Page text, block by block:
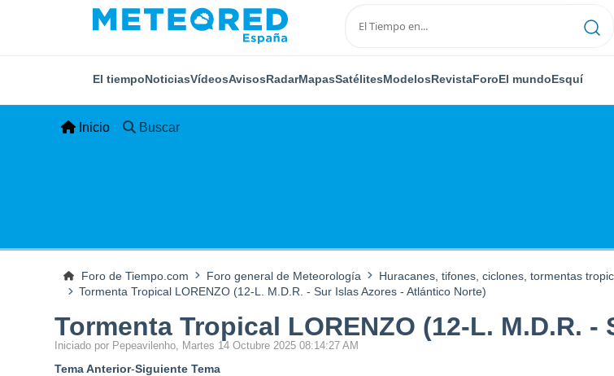
El tiempoNoticiasVídeosAvisosRadarMapasSatélitesModelosRevistaForoEl mundoEsquí
Inicio Buscar
Foro de Tiempo.com Foro general de Meteorología Huracanes, tifones, ciclones, tormentas
Tormenta Tropical LORENZO (12-L. M.D.R. - Sur Islas Azores - Atlántico Norte)
Tormenta Tropical LORENZO (12-L. M.D.R.
Iniciado por Pepeavilenho, Martes 14 Octubre 2025 08:14:27 AM
Tema Anterior-Siguiente Tema